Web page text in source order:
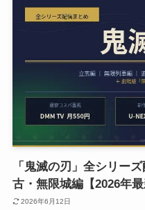
「鬼滅の刃」全シリー
古・無限城編【2026年最
2026年6月12日